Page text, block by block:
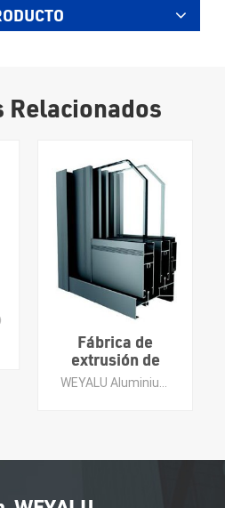
Relacionados
Fábrica de
extrusión de
aluminio
de aluminio,
de la industria
WEYALU Aluminium se especializa en muros cortina, perfiles de aluminio para uso industrial, perfiles de aluminio en general, puertas de aluminio, ventanas de aluminio y molduras de baldosas de aluminio.